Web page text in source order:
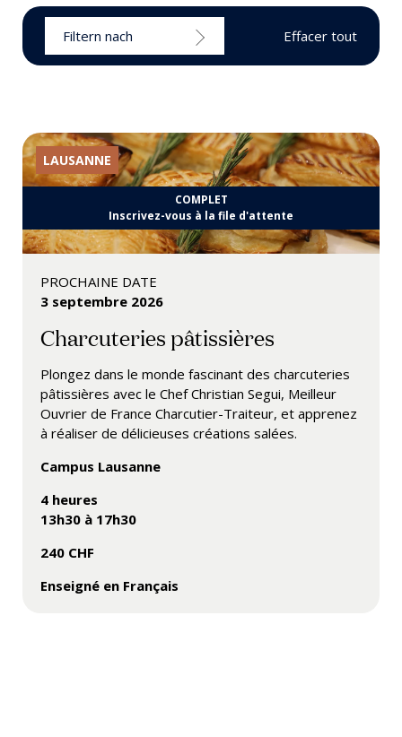
Filtern nach Effacer tout
LAUSANNE
PROCHAINE DATE
3 septembre 2026
COMPLET
Inscrivez-vous à la file d'attente
Charcuteries pâtissières
Plongez dans le monde fascinant des charcuteries
pâtissières avec le Chef Christian Segui, Meilleur
Ouvrier de France Charcutier-Traiteur, et apprenez
à réaliser de délicieuses créations salées.
Campus Lausanne
4 heures
13h30 à 17h30
240 CHF
Enseigné en Français